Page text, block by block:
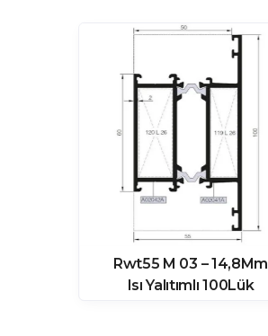
Rwt55 M 03 – 14,8Mm
Isı Yalıtımlı 100Lük